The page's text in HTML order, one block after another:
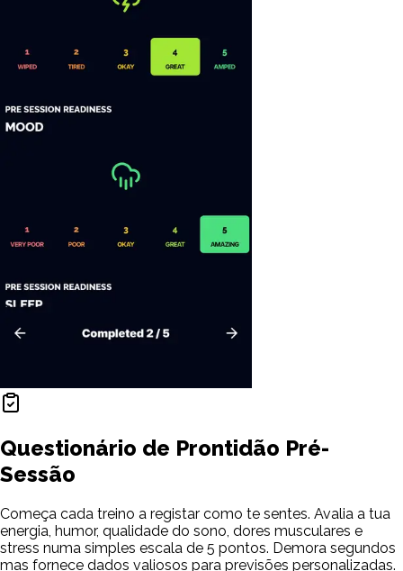
Questionário de Prontidão Pré-
Sessão
Começa cada treino a registar como te sentes. Avalia a tua
energia, humor, qualidade do sono, dores musculares e
stress numa simples escala de 5 pontos. Demora segundos
mas fornece dados valiosos para previsões personalizadas.